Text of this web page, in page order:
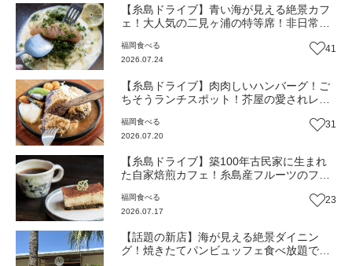
【糸島ドライブ】青い海が見える絶景カフ
ェ！大人気の二見ヶ浦の特等席！非日常体
岡市西区）【まち歩き】
福岡食べる
2026.07.24
41
【糸島ドライブ】肉肉しいハンバーグ！ご
ちそうランチスポット！芥屋の愛されレス
【まち歩き】
福岡食べる
2026.07.20
31
【糸島ドライブ】築100年古民家に生まれ
た自家焙煎カフェ！糸島産フルーツのフレ
予定より20年早く始めた糸島珈琲物語『喫
茶楽峰』（福岡・糸島市）【まち歩き】
福岡食べる
2026.07.17
23
【話題の新店】海が見える絶景ダイニン
グ！焼きたてパンビュッフェ食べ放題で大